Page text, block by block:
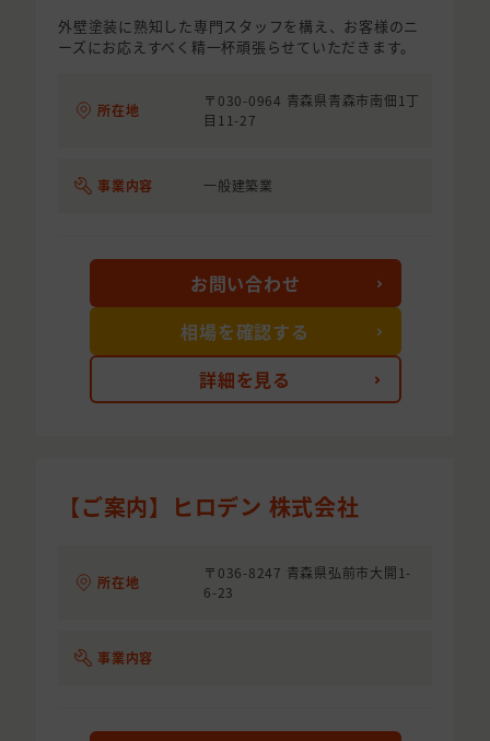
外壁塗装に熟知した専門スタッフを構え、お客様のニ
ーズにお応えすべく精一杯頑張らせていただきます。
所在地
〒030-0964 青森県青森市南佃1丁
目11-27
事業内容 一般建築業
詳細を見る
お問い合わせ
相場を確認する
【ご案内】ヒロデン 株式会社
所在地
〒036-8247 青森県弘前市大開1-
6-23
事業内容